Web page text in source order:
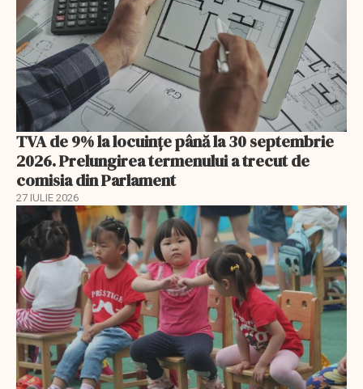
TVA de 9% la locuințe până la 30 septembrie
2026. Prelungirea termenului a trecut de
comisia din Parlament
27 IULIE 2026